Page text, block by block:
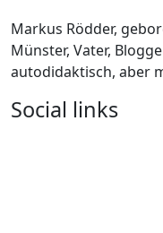
Markus Rödder,
Münster, Vater,
autodidaktisch, aber
Social links